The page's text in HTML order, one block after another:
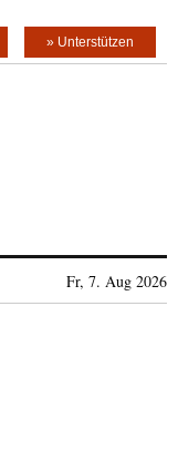
» Unterstützen
Fr, 7. Aug 2026